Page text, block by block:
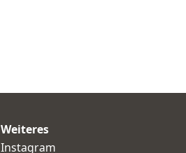
Weiteres
Instagram